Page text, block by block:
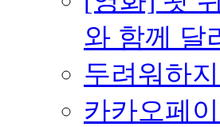
와 함께 달
두려워하
카카오페